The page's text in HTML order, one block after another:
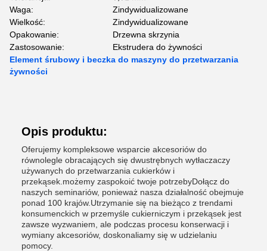
Waga:
Zindywidualizowane
Wielkość:
Zindywidualizowane
Opakowanie:
Drzewna skrzynia
Zastosowanie:
Ekstrudera do żywności
Element śrubowy i beczka do maszyny do przetwarzania
żywności
Opis produktu:
Oferujemy kompleksowe wsparcie akcesoriów do
równolegle obracających się dwustrębnych wytłaczaczy
używanych do przetwarzania cukierków i
przekąsek.możemy zaspokoić twoje potrzebyDołącz do
naszych seminariów, ponieważ nasza działalność obejmuje
ponad 100 krajów.Utrzymanie się na bieżąco z trendami
konsumenckich w przemyśle cukierniczym i przekąsek jest
zawsze wyzwaniem, ale podczas procesu konserwacji i
wymiany akcesoriów, doskonaliamy się w udzielaniu
pomocy.